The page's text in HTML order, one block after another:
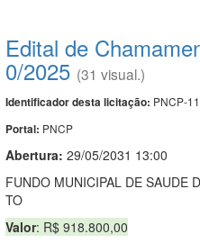
Edital de
0/2025 (31 visual.)
Identificador desta licitação: PNCP-
Portal: PNCP
Abertura: 29/05/2031 13:00
FUNDO MUNICIPAL DE SAUDE
TO
Valor: R$ 918.800,00